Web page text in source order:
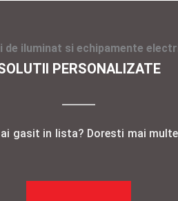
de iluminat si echipamente
PERSONALIZATE
ai gasit in lista? Doresti mai